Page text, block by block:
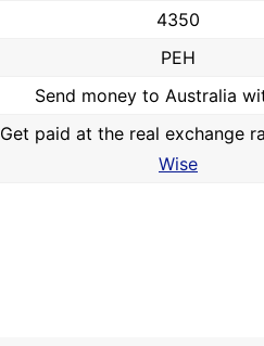
4350
PEH
Send money to Australia
Get paid at the real exchange
Wise